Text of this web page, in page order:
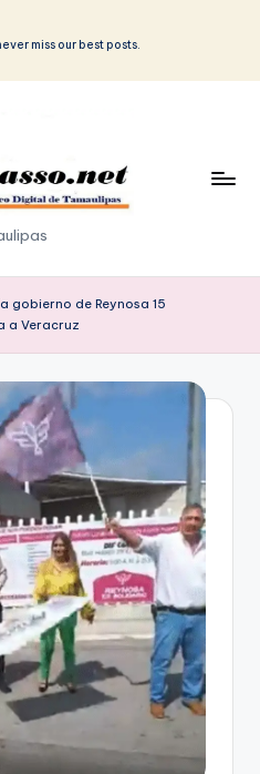
miss our best posts.
gobierno de Reynosa 15
a Veracruz